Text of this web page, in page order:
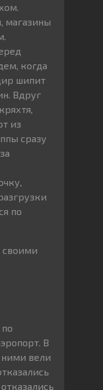
магазины
когда
шипит
Вдруг
из
сразу
по
своими
В
ними вели